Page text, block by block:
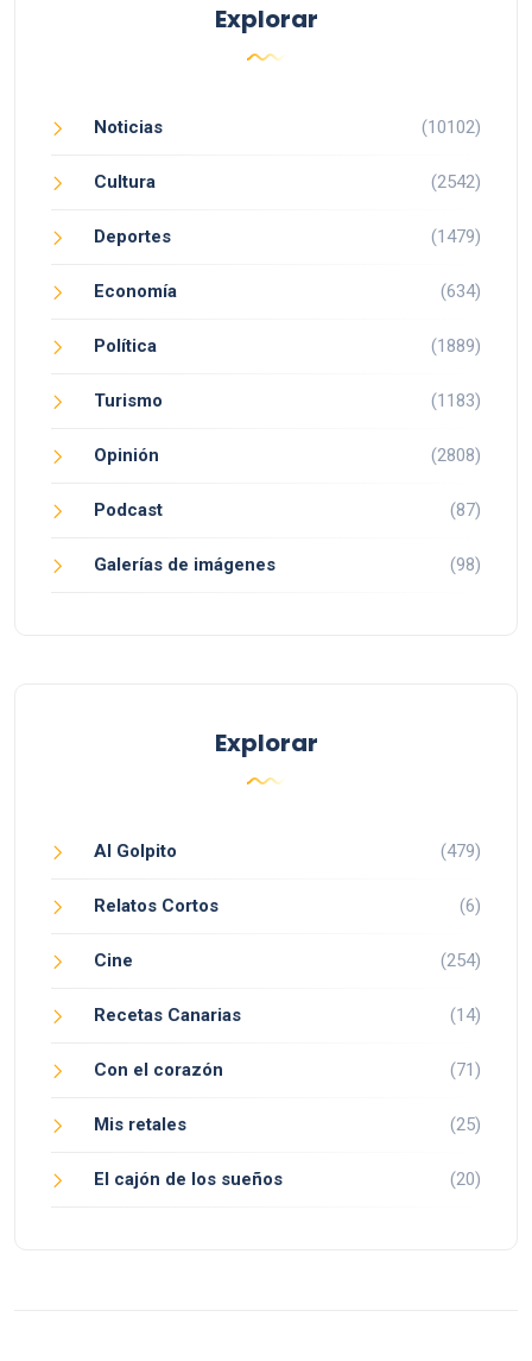
Explorar
Noticias (10102)
Cultura (2542)
Deportes (1479)
Economía (634)
Política (1889)
Turismo (1183)
Opinión (2808)
Podcast (87)
Galerías de imágenes (98)
Explorar
Al Golpito (479)
Relatos Cortos (6)
Cine (254)
Recetas Canarias (14)
Con el corazón (71)
Mis retales (25)
El cajón de los sueños (20)